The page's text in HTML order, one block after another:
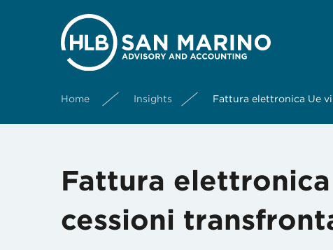
Home Insights Fattura elettronica Ue
Fattura
cessioni